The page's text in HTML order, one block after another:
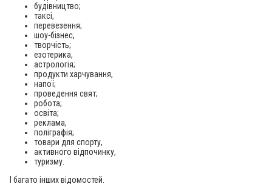
будівництво;
таксі,
перевезення;
шоу-бізнес,
творчість;
езотерика,
астрологія;
продукти харчування,
напої;
проведення свят;
робота;
освіта;
реклама,
поліграфія;
товари для спорту,
активного відпочинку,
туризму.
І багато інших відомостей.